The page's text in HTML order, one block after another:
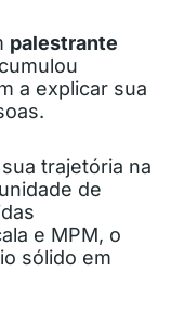
palestrante
a explicar sua
trajetória na
de
e MPM, o
sólido em